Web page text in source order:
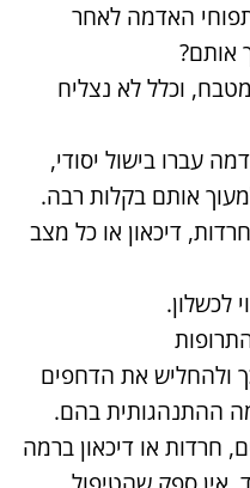
האדמה לאחר
אותם?
וכלל לא נצליח
עברו בישול יסודי,
אותם בקלות רבה.
דיכאון או כל מצב
לכשלון.
ולהחליש את הדחפים
ההתנהגותית בהם.
חרדות או דיכאון ברמה